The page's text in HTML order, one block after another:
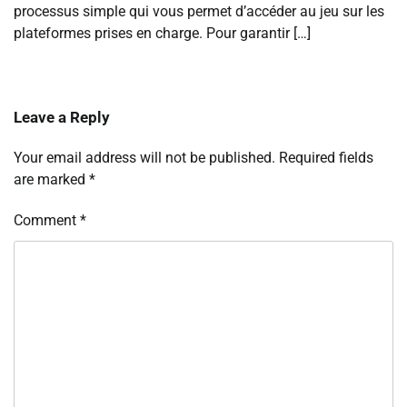
processus simple qui vous permet d’accéder au jeu sur les
plateformes prises en charge. Pour garantir […]
Leave a Reply
Your email address will not be published. Required fields
are marked *
Comment *